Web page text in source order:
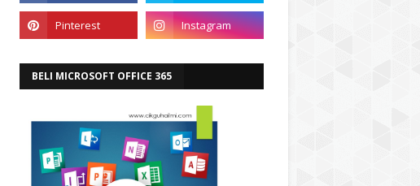
BELI MICROSOFT OFFICE 365